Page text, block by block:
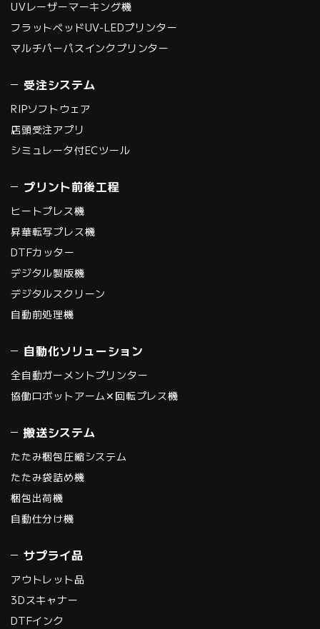
UVレーザーマーキング機
フラットベッドUV-LEDプリンター
マルチパーパスインクプリンター
受注システム
RIPソフトウェア
店頭受注アプリ
シミュレータ付ECツール
プリント前後工程
ヒートプレス機
昇華転写プレス機
DTFカッター
デジタル製版機
デジタルスクリーン
自動前処理機
自動化ソリューション
全自動ガーメントプリンター
協働ロボットアーム✕回転プレス機
搬送システム
たたみ梱包圧縮システム
たたみ袋詰め機
梱包出荷機
自動仕分け機
サプライ品
アウトレット品
3Dスキャナー
DTFインク